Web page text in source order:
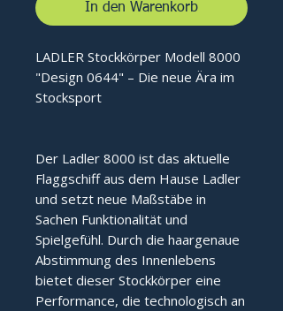
In den Warenkorb
LADLER Stockkörper Modell 8000
"Design 0644" – Die neue Ära im
Stocksport
Der Ladler 8000 ist das aktuelle
Flaggschiff aus dem Hause Ladler
und setzt neue Maßstäbe in
Sachen Funktionalität und
Spielgefühl. Durch die haargenaue
Abstimmung des Innenlebens
bietet dieser Stockkörper eine
Performance, die technologisch an